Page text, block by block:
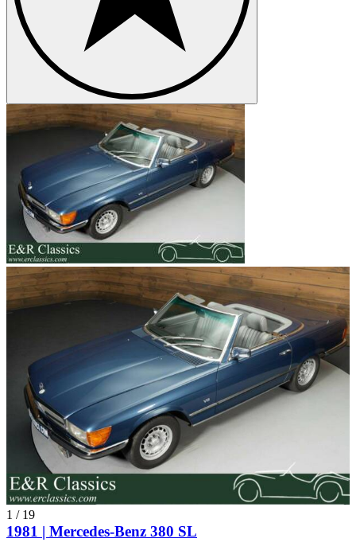
1 / 19
1981 | Mercedes-Benz 380 SL